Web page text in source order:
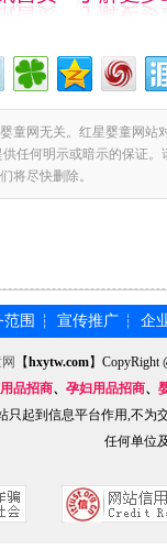
童网无关。红星婴童网站
任何明示或暗示的保证
将尽快删除。
范围 ┆ 宣传推广 ┆ 企
【hxytw.com】CopyRight
品招商、 孕妇用品招商、
只起到信息平台作用,不为
任何单位